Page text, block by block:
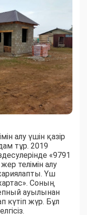
алу үшін қазір
тұр. 2019
«9791
телімін алу
Үш
Соның
ауылынан
күтіп жүр. Бұл